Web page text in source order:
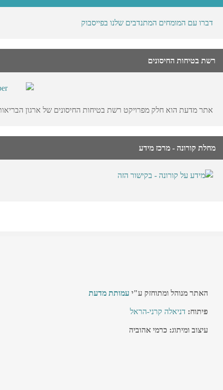
דברו עם המומחים המתנדבים שלנו בפייסבוק
רשת בטיחות החיסונים
אתר מדעת הוא חלק מפרויקט רשת בטיחות החיסונים של ארגון הבריאות
מחלת קורונה - מרכז מידע
האתר מנוהל ומתוחזק ע"י עמותת מדעת
פיתוח: דניאלה קרני-הראל
עיצוב ומיתוג: כרמי אהוביה